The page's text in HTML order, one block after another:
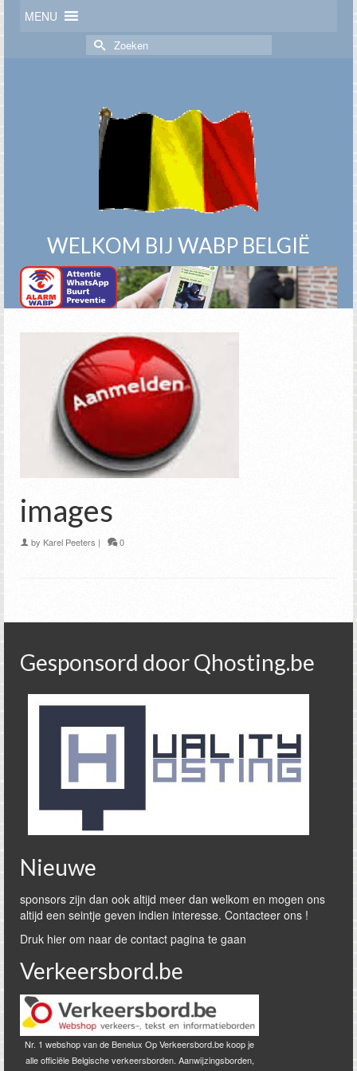
MENU
Zoek
naar:
WELKOM BIJ WABP BELGIË
images
by Karel Peeters | 0
Gesponsord door Qhosting.be
Nieuwe
sponsors zijn dan ook altijd meer dan welkom en mogen ons
altijd een seintje geven indien interesse. Contacteer ons !
Druk hier om naar de contact pagina te gaan
Verkeersbord.be
Nr. 1 webshop van de Benelux Op Verkeersbord.be koop je
alle officiële Belgische verkeersborden. Aanwijzingsborden,